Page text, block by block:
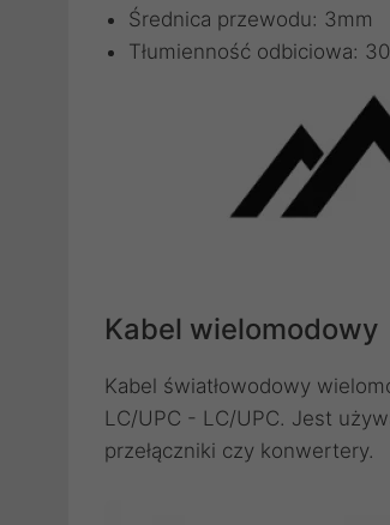
Średnica przewodu: 3mm
Tłumienność odbiciowa:
Kabel wielomodowy
Kabel światłowodowy
LC/UPC - LC/UPC. Jest
przełączniki czy konwertery.